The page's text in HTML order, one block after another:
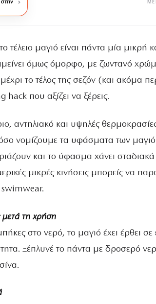
τέλειο μαγιό είναι πάντα μία μικρή
όμως όμορφο, με ζωντανό
το τέλος της σεζόν (και ακόμα
hack που αξίζει να ξέρεις.
αντηλιακό και υψηλές
νομίζουμε τα υφάσματα των
και το ύφασμα χάνει σταδιακά
μικρές κινήσεις μπορείς να
μετά τη χρήση
στο νερό, το μαγιό έχει έρθει
Ξέπλυνέ το πάντα με δροσερό